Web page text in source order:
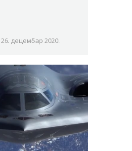
26. децембар 2020.